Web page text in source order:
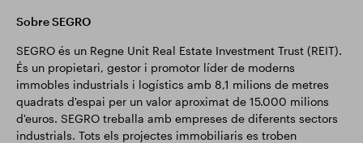
Sobre SEGRO
SEGRO és un Regne Unit Real Estate Investment Trust (REIT).
És un propietari, gestor i promotor líder de moderns
immobles industrials i logístics amb 8,1 milions de metres
quadrats d'espai per un valor aproximat de 15.000 milions
d'euros. SEGRO treballa amb empreses de diferents sectors
industrials. Tots els projectes immobiliaris es troben